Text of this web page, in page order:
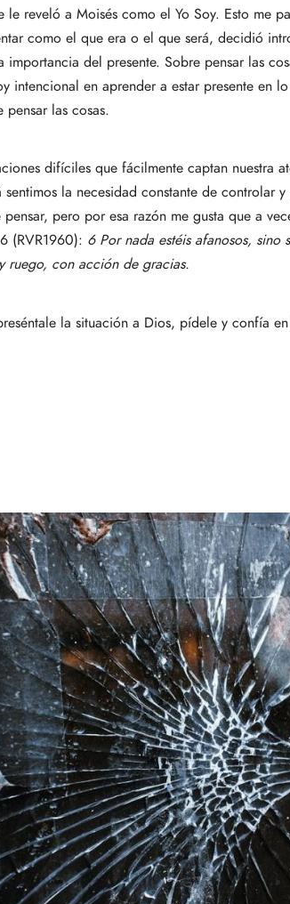
reveló a Moisés como el Yo Soy. Esto me
como el que era o el que será, decidió
del presente. Sobre pensar las
intencional en aprender a estar presente en
las cosas.
difíciles que fácilmente captan nuestra
la necesidad constante de controlar
pero por esa razón me gusta que a
(RVR1960): 6 Por nada estéis afanosos, sino
ruego, con acción de gracias.
la situación a Dios, pídele y confía